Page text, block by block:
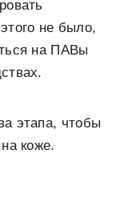
не было,
на ПАВы
этапа, чтобы
коже.